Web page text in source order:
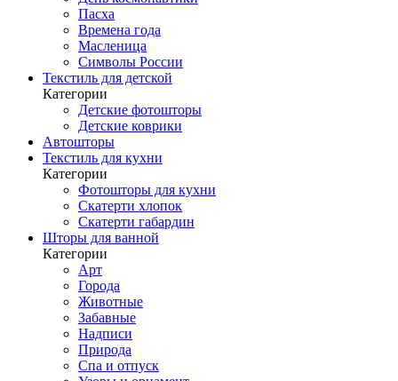
Пасха
Времена года
Масленица
Символы России
Текстиль для детской
Категории
Детские фотошторы
Детские коврики
Автошторы
Текстиль для кухни
Категории
Фотошторы для кухни
Скатерти хлопок
Скатерти габардин
Шторы для ванной
Категории
Арт
Города
Животные
Забавные
Надписи
Природа
Спа и отпуск